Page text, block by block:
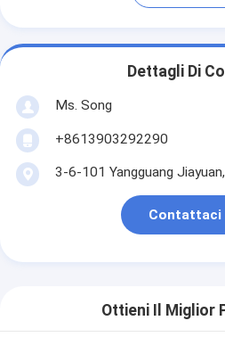
Dettagli Di
Ms. Song
+8613903292290
3-6-101 Yangguang
Contattaci
Ottieni Il Miglior